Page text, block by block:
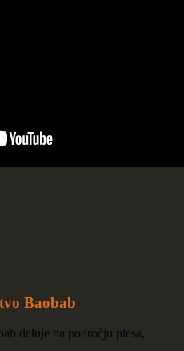
Baobab
deluje na področju plesa,